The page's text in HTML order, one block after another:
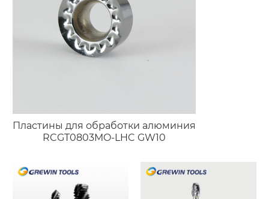
Пластины для обработки алюминия
RCGT0803MO-LHC GW10